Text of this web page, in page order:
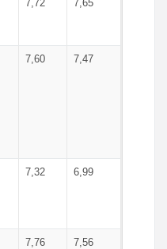
7,72 7,65
7,60 7,47
7,32 6,99
7,76 7,56